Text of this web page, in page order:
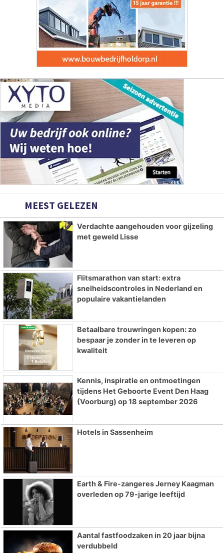
MEEST GELEZEN
Verdachte aangehouden voor gijzeling
met geweld Lisse
Flitsmarathon van start: extra
snelheidscontroles in Nederland en
populaire vakantielanden
Betaalbare trouwringen kopen: zo
bespaar je zonder in te leveren op
kwaliteit
Kennis, inspiratie en ontmoetingen
tijdens Het Geboorte Event Den Haag
(Voorburg) op 18 september 2026
Hotels in Sassenheim
Earth & Fire-zangeres Jerney Kaagman
overleden op 79-jarige leeftijd
Aantal fastfoodzaken in 20 jaar bijna
verdubbeld